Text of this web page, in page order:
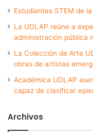
Estudiantes STEM de
La UDLAP reúne a
administración pública
La Colección de Arte
obras de artistas
Académica UDLAP
capaz de clasificar
Archivos